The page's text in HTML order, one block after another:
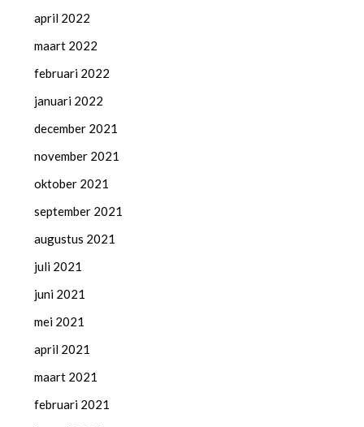
april 2022
maart 2022
februari 2022
januari 2022
december 2021
november 2021
oktober 2021
september 2021
augustus 2021
juli 2021
juni 2021
mei 2021
april 2021
maart 2021
februari 2021